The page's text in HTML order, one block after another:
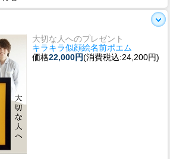
大切な人へのプレゼント
キラキラ似顔絵名前ポエム
価格22,000円(消費税込:24,200円)